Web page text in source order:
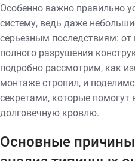
Особенно важно правильно
систему, ведь даже
серьезным последствиям: от
полного разрушения
подробно рассмотрим, как
монтаже стропил, и
секретами, которые
долговечную кровлю.
Основные